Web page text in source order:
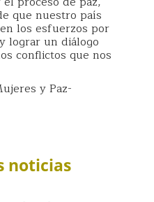
que nuestro país
los esfuerzos por
lograr un diálogo
conflictos que nos
y Paz-
noticias